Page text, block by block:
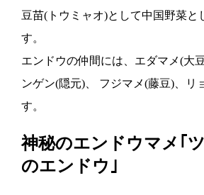
豆苗(トウミャオ)として中国野菜と
す。
エンドウの仲間には、エダマメ(大
ンゲン(隠元)、 フジマメ(藤豆)、リ
す。
神秘のエンドウマメ｢
のエンドウ｣